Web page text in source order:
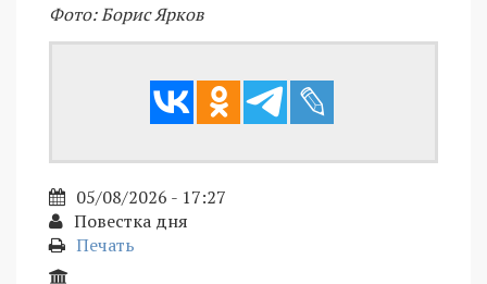
Фото: Борис Ярков
05/08/2026 - 17:27
Повестка дня
Печать